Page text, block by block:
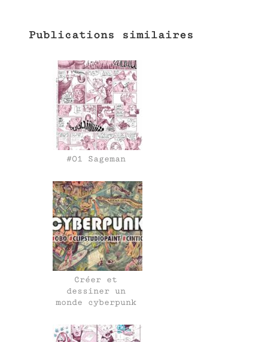
Publications similaires
#01 Sageman
Créer et
dessiner un
monde cyberpunk